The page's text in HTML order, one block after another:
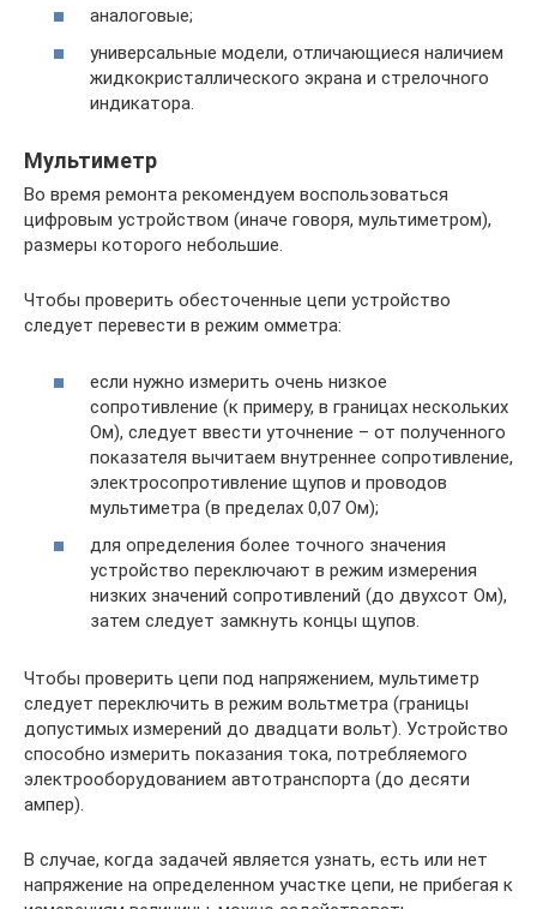
аналоговые;
универсальные модели, отличающиеся наличием
жидкокристаллического экрана и стрелочного
индикатора.
Мультиметр
Во время ремонта рекомендуем воспользоваться
цифровым устройством (иначе говоря, мультиметром),
размеры которого небольшие.
Чтобы проверить обесточенные цепи устройство
следует перевести в режим омметра:
если нужно измерить очень низкое
сопротивление (к примеру, в границах нескольких
Ом), следует ввести уточнение – от полученного
показателя вычитаем внутреннее сопротивление,
электросопротивление щупов и проводов
мультиметра (в пределах 0,07 Ом);
для определения более точного значения
устройство переключают в режим измерения
низких значений сопротивлений (до двухсот Ом),
затем следует замкнуть концы щупов.
Чтобы проверить цепи под напряжением, мультиметр
следует переключить в режим вольтметра (границы
допустимых измерений до двадцати вольт). Устройство
способно измерить показания тока, потребляемого
электрооборудованием автотранспорта (до десяти
ампер).
В случае, когда задачей является узнать, есть или нет
напряжение на определенном участке цепи, не прибегая к